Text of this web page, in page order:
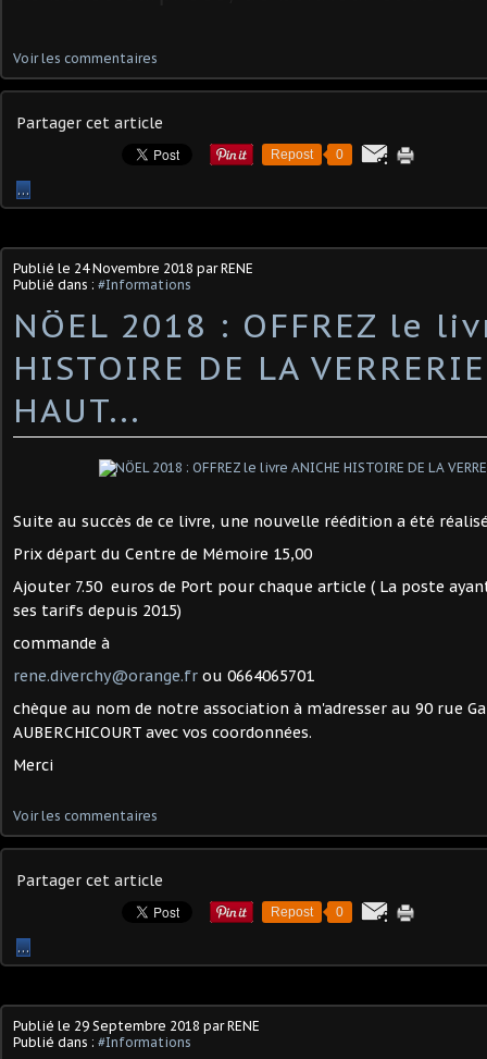
Voir les commentaires
Partager cet article
Repost 0
…
Publié le 24 Novembre 2018 par RENE
Publié dans : #Informations
NÖEL 2018 : OFFREZ le
HISTOIRE DE LA
HAUT...
Suite au succès de ce livre, une nouvelle réédition a été
Prix départ du Centre de Mémoire 15,00
Ajouter 7.50 euros de Port pour chaque article ( La poste
ses tarifs depuis 2015)
commande à
rene.diverchy@orange.fr ou 0664065701
chèque au nom de notre association à m'adresser au 90 rue
AUBERCHICOURT avec vos coordonnées.
Merci
Voir les commentaires
Partager cet article
Repost 0
…
Publié le 29 Septembre 2018 par RENE
Publié dans : #Informations